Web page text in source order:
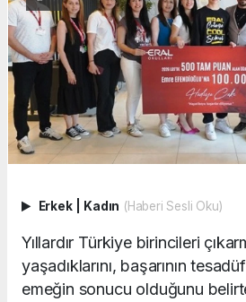
Erkek Kadın (Haberi Sesli Oku)
Yıllardır Türkiye birincileri
yaşadıklarını, başarının
emeğin sonucu olduğunu